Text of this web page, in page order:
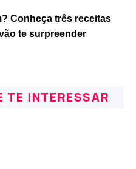
Conheça três receitas
te surpreender
TE INTERESSAR